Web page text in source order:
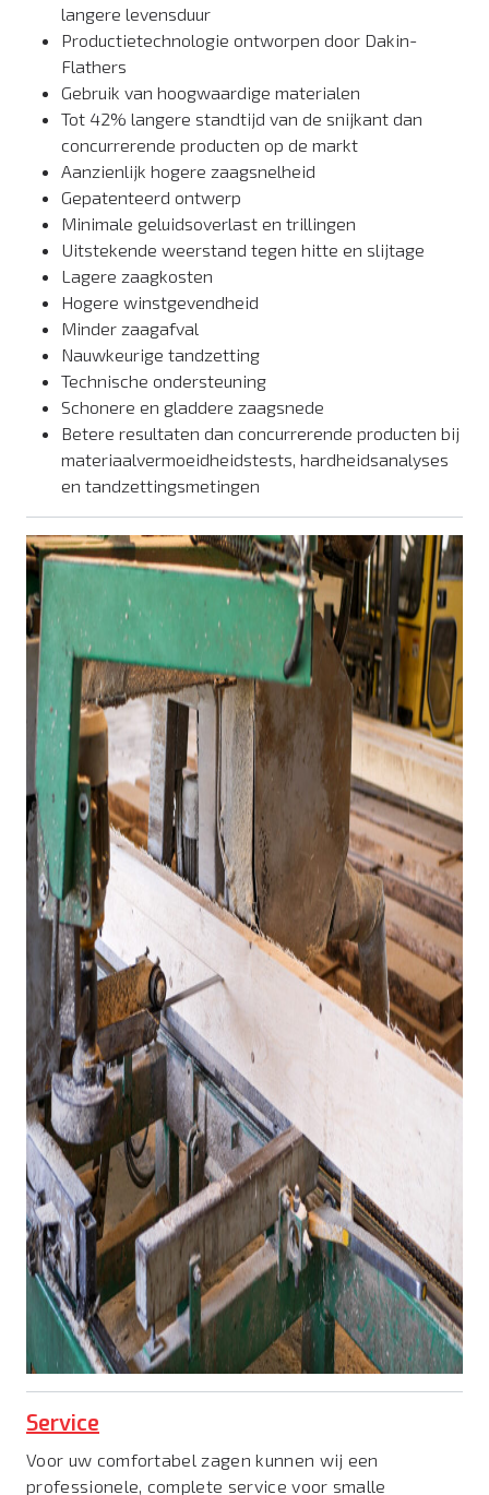
langere levensduur
Productietechnologie ontworpen door Dakin-
Flathers
Gebruik van hoogwaardige materialen
Tot 42% langere standtijd van de snijkant dan
concurrerende producten op de markt
Aanzienlijk hogere zaagsnelheid
Gepatenteerd ontwerp
Minimale geluidsoverlast en trillingen
Uitstekende weerstand tegen hitte en slijtage
Lagere zaagkosten
Hogere winstgevendheid
Minder zaagafval
Nauwkeurige tandzetting
Technische ondersteuning
Schonere en gladdere zaagsnede
Betere resultaten dan concurrerende producten bij
materiaalvermoeidheidstests, hardheidsanalyses
en tandzettingsmetingen
Service
Voor uw comfortabel zagen kunnen wij een
professionele, complete service voor smalle